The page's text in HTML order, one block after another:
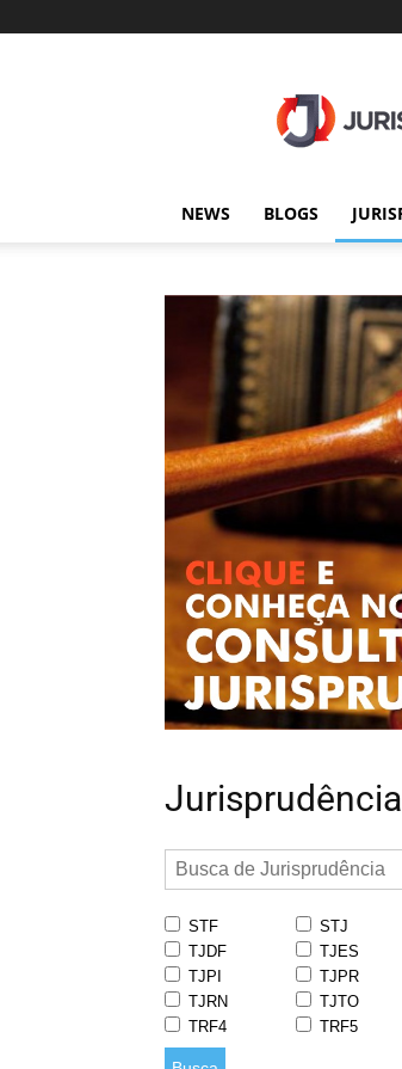
NEWS BLOGS
Jurisprudência
STF STJ
TJDF
TJES
TJPI
TJPR
TJRN
TJTO
TRF4
TRF5